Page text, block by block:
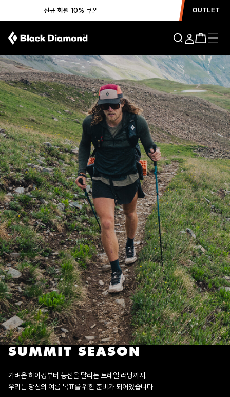
신규 회원 10% 쿠폰 OUTLET
SUMMIT SEASON
가벼운 하이킹부터 능선을 달리는 트레일 러닝까지,
우리는 당신의 여름 목표를 위한 준비가 되어있습니다.